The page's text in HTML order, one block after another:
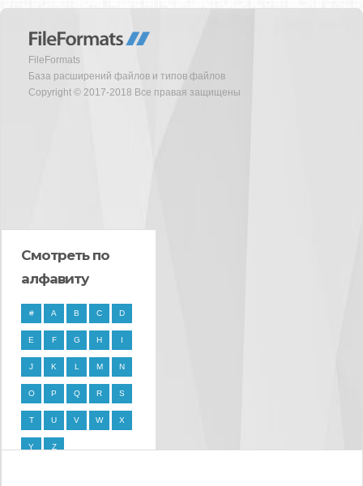
FileFormats
База расширений файлов и типов файлов
Copyright © 2017-2018 Все правая защищены
Смотреть по
алфавиту
# A B C D
E F G H I
J K L M N
O P Q R S
T U V W X
Y Z